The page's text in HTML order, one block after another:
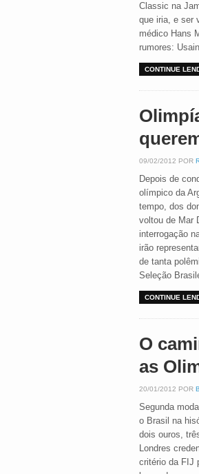
Classic na
que iria, e ser
médico Hans
rumores:
CONTINUE
09/02/2012 POR
Depois de
olímpico da
tempo, dos
voltou de Mar
interrogação
irão
de tanta
Seleção
CONTINUE
O
as
20/01/2012 POR
Segunda
o Brasil na
dois ouros,
Londres
critério da FIJ